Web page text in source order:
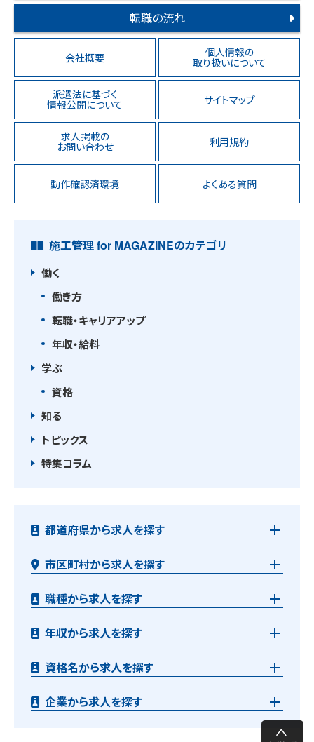
転職の流れ
会社概要 個人情報の
取り扱いについて
派遣法に基づく
情報公開について サイトマップ
求人掲載の
お問い合わせ 利用規約
動作確認済環境 よくある質問
施工管理 for MAGAZINEのカテゴリ
働く
働き方
転職・キャリアアップ
年収・給料
学ぶ
資格
知る
トピックス
特集コラム
都道府県から求人を探す
市区町村から求人を探す
職種から求人を探す
年収から求人を探す
資格名から求人を探す
企業から求人を探す